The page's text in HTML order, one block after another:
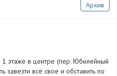
Архив
1 этаже в центре (пер. Юбилейный
завезти всё свое и обставить по